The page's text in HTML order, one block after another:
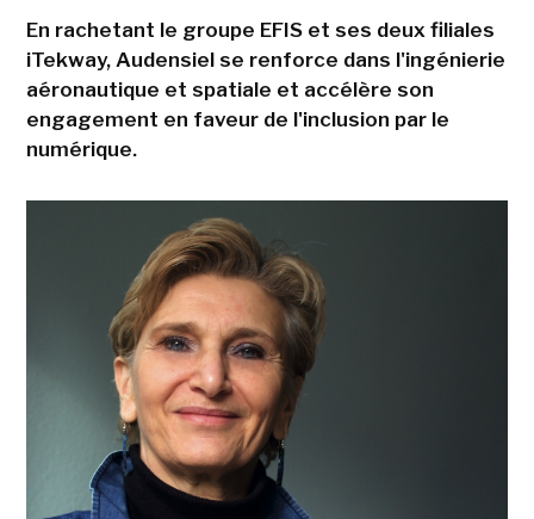
En rachetant le groupe EFIS et ses deux filiales
iTekway, Audensiel se renforce dans l'ingénierie
aéronautique et spatiale et accélère son
engagement en faveur de l'inclusion par le
numérique.